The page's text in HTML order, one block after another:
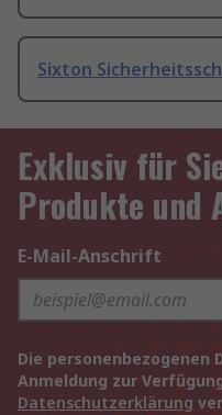
Sixton
Exklusiv für
Produkte und
E-Mail-Anschrift
Die personenbezogenen
Anmeldung zur
Datenschutzerklärung